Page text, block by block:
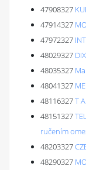
47908327
47914327
47972327
48029327
48035327
48041327
48116327T
48151327
ručením
48203327
48290327